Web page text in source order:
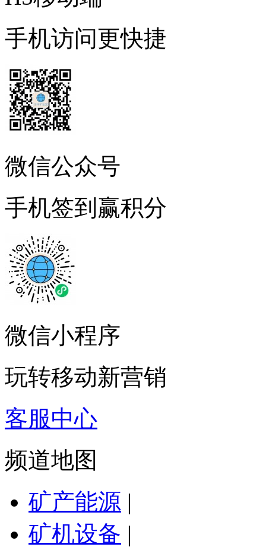
手机访问更快捷
微信公众号
手机签到赢积分
微信小程序
玩转移动新营销
客服中心
频道地图
矿产能源 |
矿机设备 |